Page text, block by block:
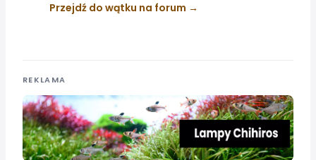
Przejdź do wątku na forum
REKLAMA